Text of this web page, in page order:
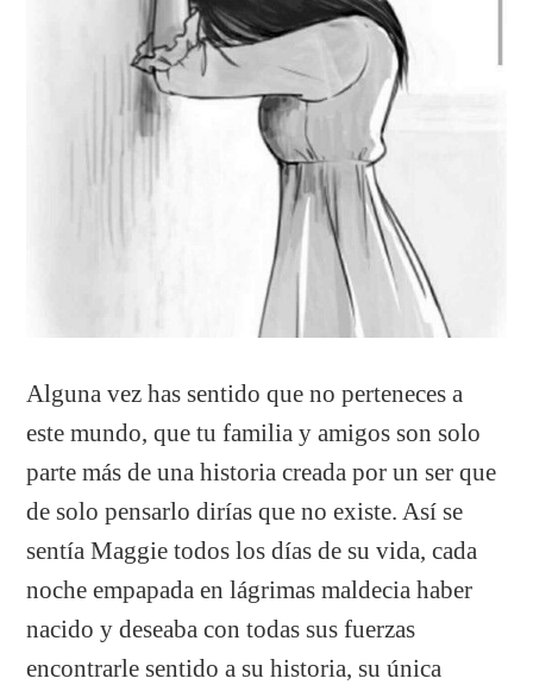
Alguna vez has sentido que no perteneces a
este mundo, que tu familia y amigos son solo
parte más de una historia creada por un ser que
de solo pensarlo dirías que no existe. Así se
sentía Maggie todos los días de su vida, cada
noche empapada en lágrimas maldecia haber
nacido y deseaba con todas sus fuerzas
encontrarle sentido a su historia, su única